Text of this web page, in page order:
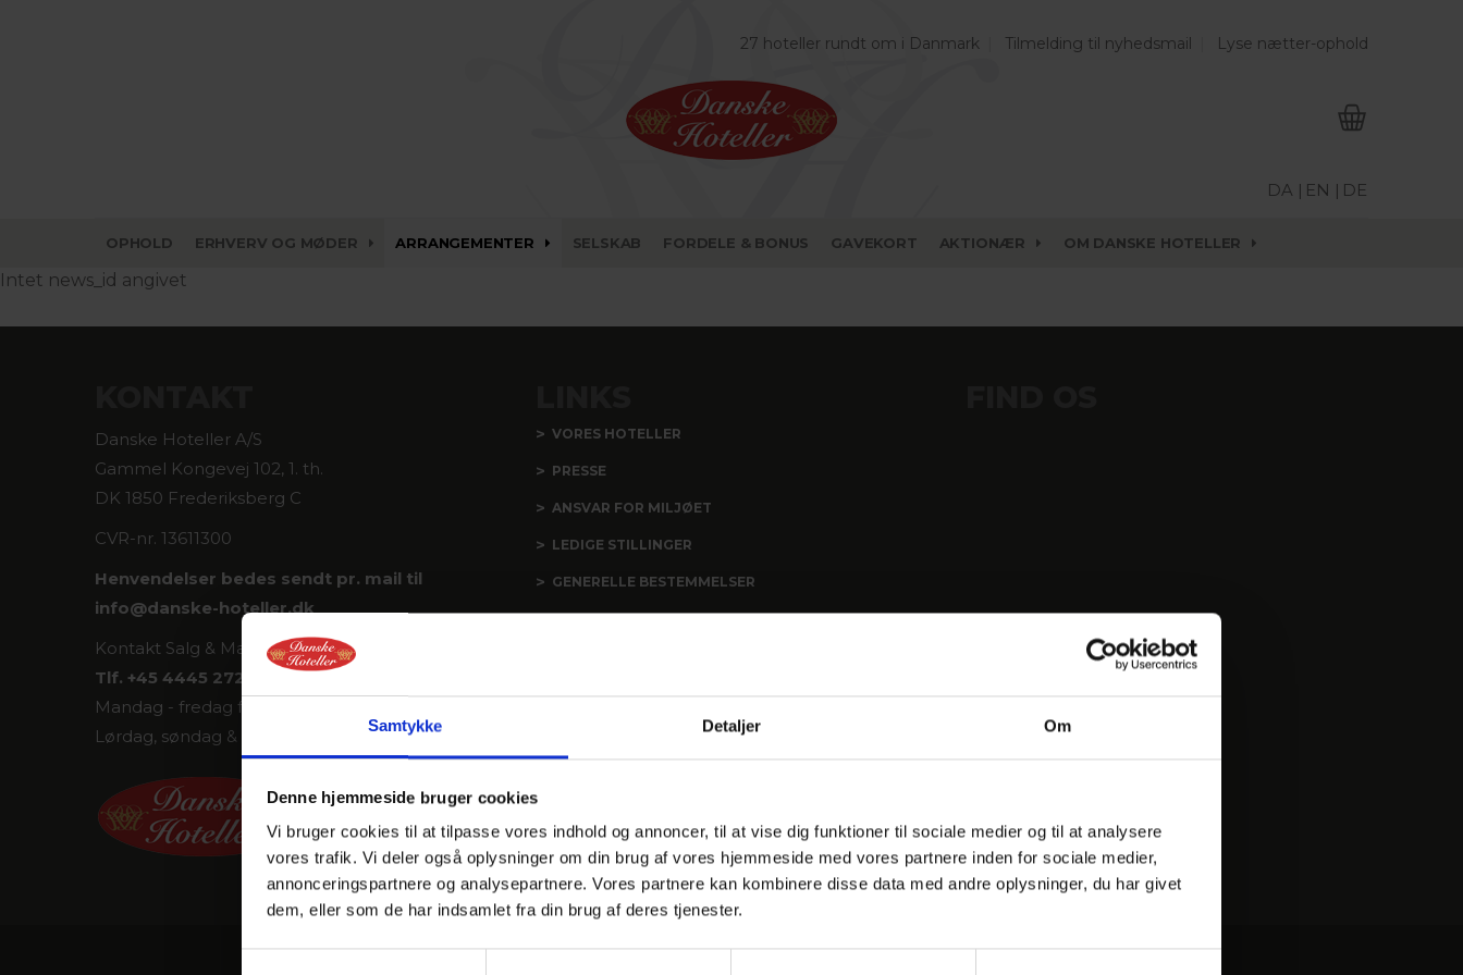
Samtykke Detaljer Om
Denne hjemmeside bruger cookies
Vi bruger cookies til at tilpasse vores indhold og annoncer, til at vise dig funktioner til sociale medier og til at analysere
vores trafik. Vi deler også oplysninger om din brug af vores hjemmeside med vores partnere inden for sociale medier,
annonceringspartnere og analysepartnere. Vores partnere kan kombinere disse data med andre oplysninger, du har givet
dem, eller som de har indsamlet fra din brug af deres tjenester.
27 hoteller rundt om i Danmark Tilmelding til nyhedsmail Lyse nætter-ophold
DA | EN | DE
OPHOLD ERHVERV OG MØDER ARRANGEMENTER SELSKAB FORDELE & BONUS GAVEKORT AKTIONÆR OM DANSKE HOTELLER
Intet news_id angivet
Danske Hoteller A/S
Gammel Kongevej 102, 1. th.
DK 1850 Frederiksberg C
CVR-nr. 13611300
Henvendelser bedes sendt pr. mail til
info@danske-hoteller.dk
Kontakt Salg & Marketing, Hjallerup på
Tlf. +45 4445 2720
Mandag - fredag fra kl. 9.00-15.00
Lørdag, søndag & helligdage: Lukket
VORES HOTELLER
PRESSE
ANSVAR FOR MILJØET
LEDIGE STILLINGER
GENERELLE BESTEMMELSER
COOKIEPOLITIK
POLITIKKER